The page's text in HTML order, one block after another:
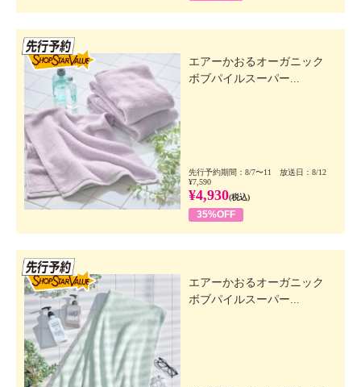
エアーかおるオーガニック
ボブパイルスーパー...
先行予約期間：8/7〜11 放送日：8/12
¥7,590
¥4,930(税込)
35%OFF
エアーかおるオーガニック
ボブパイルスーパー...